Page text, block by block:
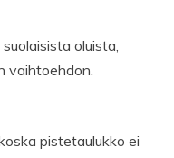
oluista,
vaihtoehdon.
pistetaulukko ei